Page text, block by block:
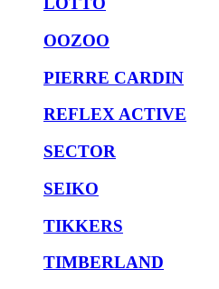
OOZOO
PIERRE CARDIN
REFLEX ACTIVE
SECTOR
SEIKO
TIKKERS
TIMBERLAND